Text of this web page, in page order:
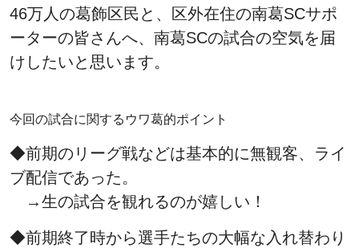
46万人の葛飾区民と、区外在住の南葛SCサポ
ーターの皆さんへ、南葛SCの試合の空気を届
けしたいと思います。
今回の試合に関するウワ葛的ポイント
◆前期のリーグ戦などは基本的に無観客、ライ
ブ配信であった。
→生の試合を観れるのが嬉しい！
◆前期終了時から選手たちの大幅な入れ替わり